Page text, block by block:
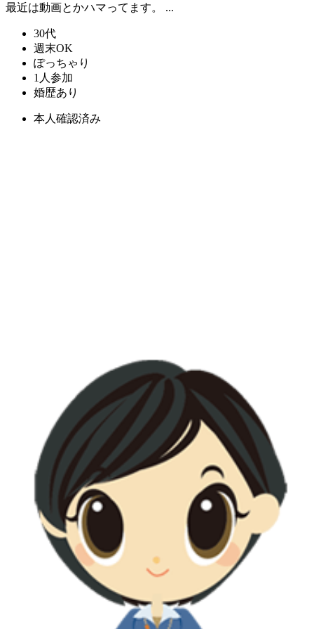
最近は動画とかハマってます。 ...
30代
週末OK
ぽっちゃり
1人参加
婚歴あり
本人確認済み